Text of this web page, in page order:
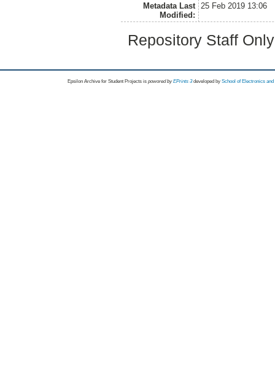
Metadata Last
Modified:
25 Feb 2019 13:06
Repository Staff
Epsilon Archive for Student Projects is powored byEPrints 3 developed by School of Electronics